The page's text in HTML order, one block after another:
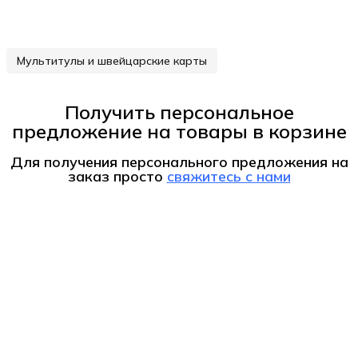
Мультитулы и швейцарские карты
Получить персональное
предложение на товары в корзине
Для получения персонального предложения на
заказ просто свяжитесь с нами